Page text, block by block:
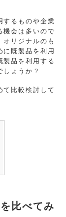
するものや企業
機会は多いので
オリジナルのも
に既製品を利用
製品を利用する
ょうか？
て比較検討して
比べてみ